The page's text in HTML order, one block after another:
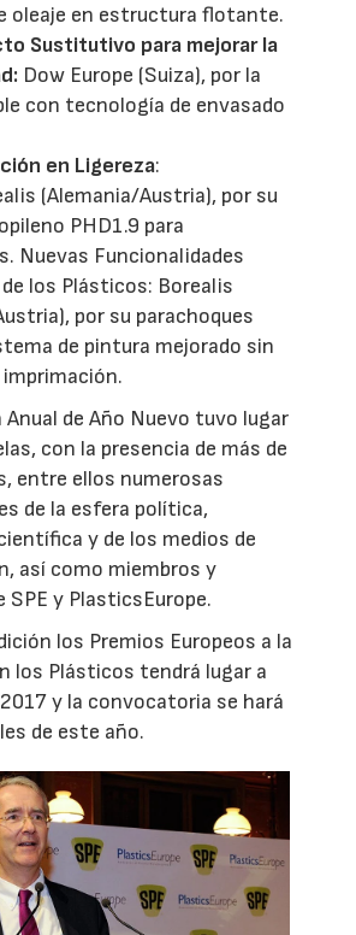
oleaje en estructura flotante.
Sustitutivo para mejorar la
Dow Europe (Suiza), por la
con tecnología de envasado
en Ligereza:
(Alemania/Austria), por su
PHD1.9 para
Nuevas Funcionalidades
los Plásticos: Borealis
por su parachoques
de pintura mejorado sin
imprimación.
Anual de Año Nuevo tuvo lugar
con la presencia de más de
entre ellos numerosas
de la esfera política,
y de los medios de
así como miembros y
SPE y PlasticsEurope.
los Premios Europeos a la
los Plásticos tendrá lugar a
y la convocatoria se hará
de este año.